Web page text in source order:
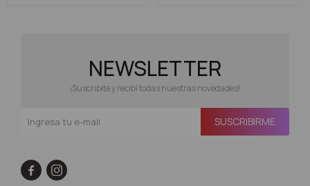
NEWSLETTER
¡Suscribite y recibí todas nuestras novedades!
SUSCRIBIRME
 